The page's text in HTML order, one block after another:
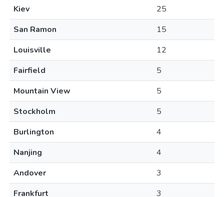
Kiev
25
San Ramon
15
Louisville
12
Fairfield
5
Mountain View
5
Stockholm
5
Burlington
4
Nanjing
4
Andover
3
Frankfurt
3